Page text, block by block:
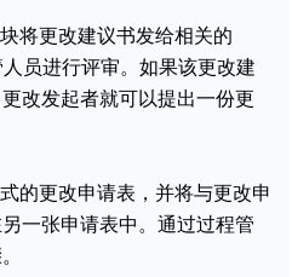
将更改建议书发给相关的
员进行评审。如果该更改建
改发起者就可以提出一份更
的更改申请表，并将与更改申
一张申请表中。通过过程管